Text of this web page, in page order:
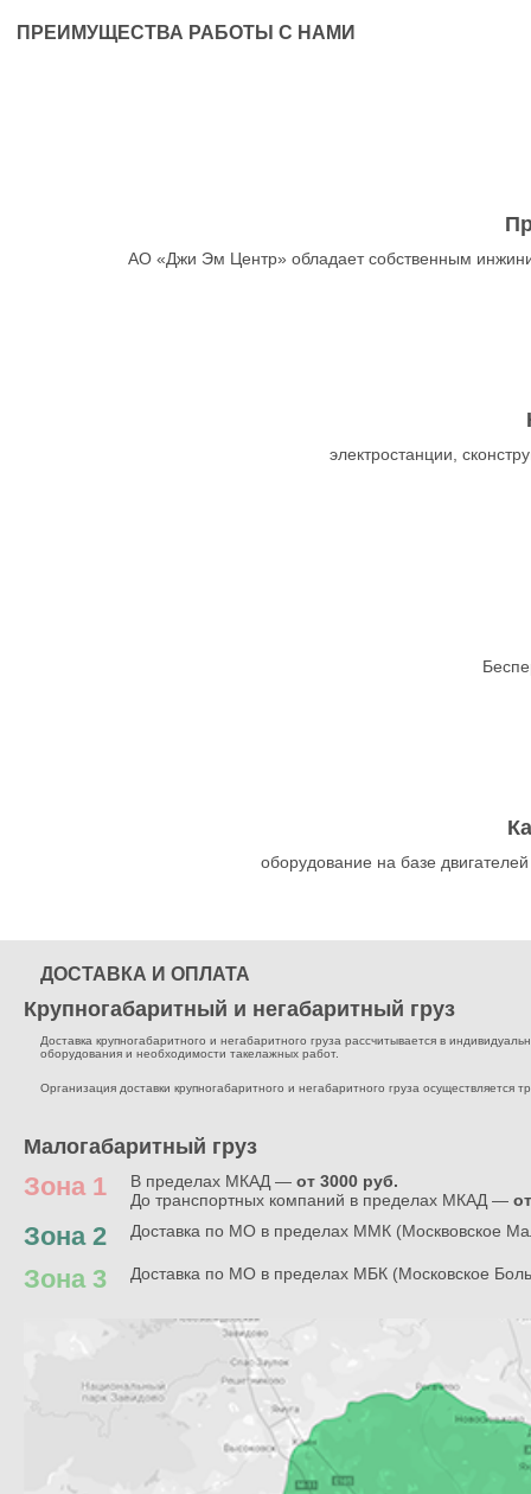
ПРЕИМУЩЕСТВА РАБОТЫ С НАМИ
АО «Джи Эм Центр» обладает собственным
электростанции,
оборудование на базе
ДОСТАВКА И ОПЛАТА
Крупногабаритный и негабаритный груз
Доставка крупногабаритного и негабаритного груза рассчитывается в
оборудования и необходимости такелажных работ.
Организация доставки крупногабаритного и негабаритного груза
Малогабаритный груз
Зона 1 В пределах МКАД — от 3000 руб.
До транспортных компаний в пределах МКАД —
Зона 2 Доставка по МО в пределах ММК (Москвовское
Зона 3 Доставка по МО в пределах МБК (Московское